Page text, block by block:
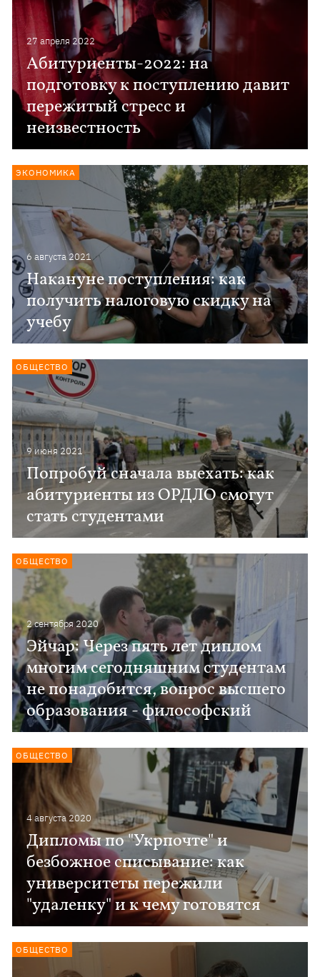
27 апреля 2022
Абитуриенты-2022: на
подготовку к поступлению давит
пережитый стресс и
неизвестность
6 августа 2021
Накануне поступления: как
получить налоговую скидку на
учебу
ЭКОНОМИКА
9 июня 2021
Попробуй сначала выехать: как
абитуриенты из ОРДЛО смогут
стать студентами
ОБЩЕСТВО
2 сентября 2020
Эйчар: Через пять лет диплом
многим сегодняшним студентам
не понадобится, вопрос высшего
образования - философский
ОБЩЕСТВО
4 августа 2020
Дипломы по "Укрпочте" и
безбожное списывание: как
университеты пережили
"удаленку" и к чему готовятся
ОБЩЕСТВО
ОБЩЕСТВО